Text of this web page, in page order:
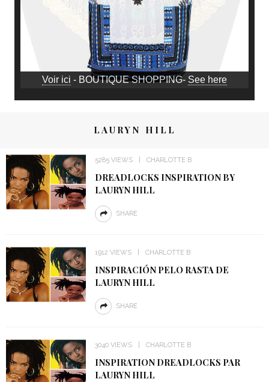
Voir ici - BOUTIQUE SHOPPING- See here
LAURYN HILL
5285 VIEWS CHARLOTTE B
DREADLOCKS INSPIRATION BY
LAURYN HILL
SHARE
1912 VIEWS CHARLOTTE B
INSPIRACIÓN PELO RASTA DE
LAURYN HILL
SHARE
3040 VIEWS CHARLOTTE B
INSPIRATION DREADLOCKS PAR
LAURYN HILL